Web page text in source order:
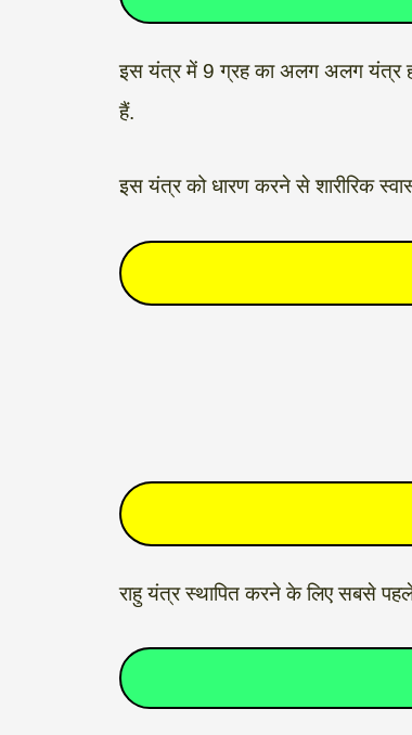
इस यंत्र में 9 ग्रह का अलग अलग यंत्र
हैं.
इस यंत्र को धारण करने से शारीरिक
राहु यंत्र स्थापित करने के लिए सबसे